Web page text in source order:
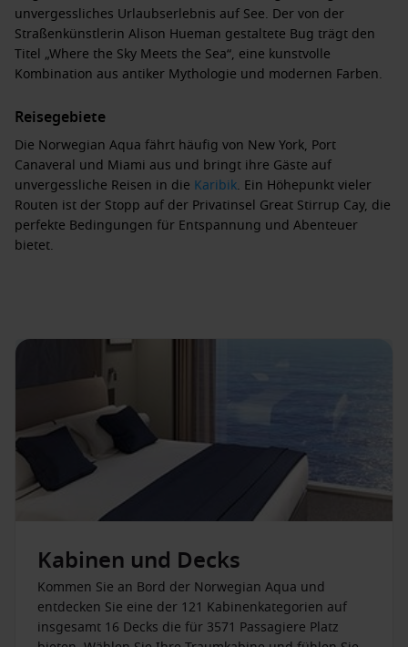
unvergessliches Urlaubserlebnis auf See. Der von der
Straßenkünstlerin Alison Hueman gestaltete Bug trägt den
Titel „Where the Sky Meets the Sea“, eine kunstvolle
Kombination aus antiker Mythologie und modernen Farben.
Reisegebiete
Die Norwegian Aqua fährt häufig von New York, Port
Canaveral und Miami aus und bringt ihre Gäste auf
unvergessliche Reisen in die Karibik. Ein Höhepunkt vieler
Routen ist der Stopp auf der Privatinsel Great Stirrup Cay, die
perfekte Bedingungen für Entspannung und Abenteuer
bietet.
Slidecoaster, die weltweit erste Hybrid-Achterbahn und
während sie mit einem magnetischen Aufzug in luftige
Nervenkitzel pur – auf der ersten Freifallrutsche auf See
geht es ganze 10 Stockwerke in die Tiefe. Der exklusive
Beach Clubist nur für Erwachsene zugänglich und bietet
ruhige Entspannung mitInfinity-Whirlpools.
Restaurants & Bars
An Bord der Norwegian Aqua erwartet die Gäste eine
beeindruckende Vielfalt an Restaurants und Bars, die jeden
Geschmack bedienen. Zwei kulinarische Neuheiten sind das
Sukothai, das mit authentischer thailändischer Küche
begeistert, und dasPlanterie, das als erstes vegetarisches
Kabinen und Decks
Kommen Sie an Bord der Norwegian Aqua und
entdecken Sie eine der 121 Kabinenkategorien auf
insgesamt 16 Decks die für 3571 Passagiere Platz